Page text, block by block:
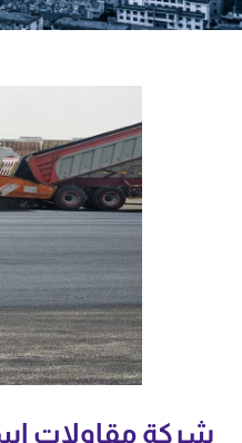
شركة مقاولات